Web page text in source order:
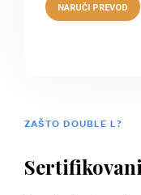
ZAŠTO DOUBLE L?